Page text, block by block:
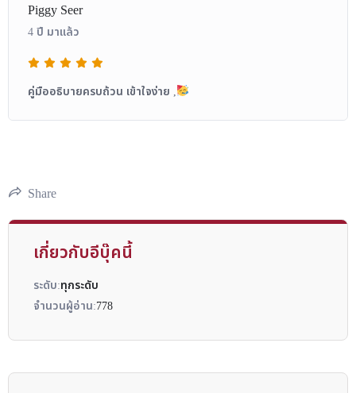
Piggy Seer
4 ปี มาแล้ว
คู่มืออธิบายครบถ้วน เข้าใจง่าย ,
Share
เกี่ยวกับอีบุ๊คนี้
ระดับ:ทุกระดับ
จำนวนผู้อ่าน:778